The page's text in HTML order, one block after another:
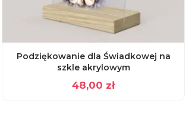
Podziękowanie dla Świadkowej na
szkle akrylowym
48,00 zł